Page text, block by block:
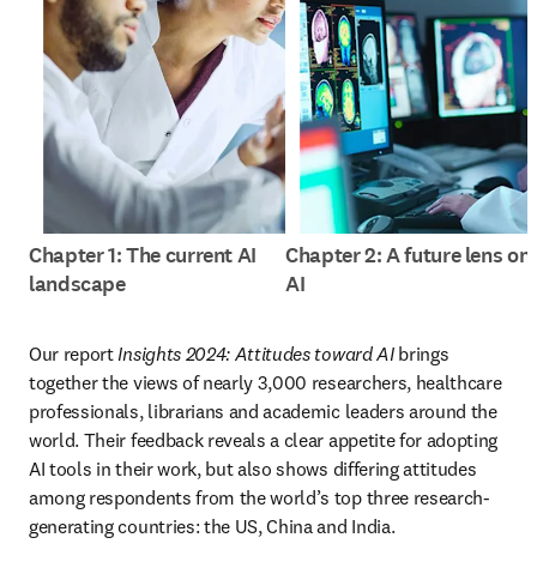
Chapter 1: The current AI
landscape
Chapter 2: A future lens on
AI
Our report Insights 2024: Attitudes toward AI brings
together the views of nearly 3,000 researchers, healthcare
professionals, librarians and academic leaders around the
world. Their feedback reveals a clear appetite for adopting
AI tools in their work, but also shows differing attitudes
among respondents from the world’s top three research-
generating countries: the US, China and India.